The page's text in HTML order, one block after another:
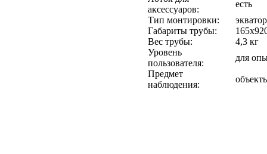
аксессуаров:
есть
Тип монтировки:
Габариты трубы:
Вес трубы:
4,3 кг
Уровень
пользователя:
для
Предмет
наблюдения: